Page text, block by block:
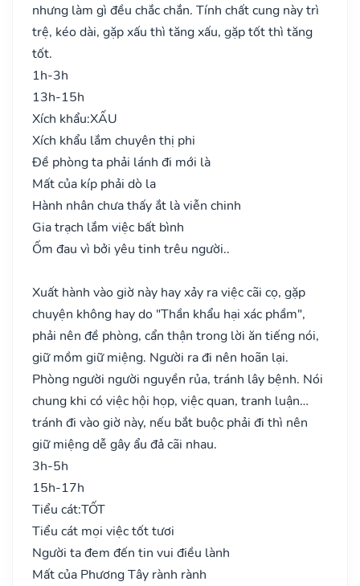
nhưng làm gì đều chắc chắn. Tính chất cung này trì
trệ, kéo dài, gặp xấu thì tăng xấu, gặp tốt thì tăng
tốt.
1h-3h
13h-15h
Xích khẩu:XẤU
Xích khẩu lắm chuyên thị phi
Đề phòng ta phải lánh đi mới là
Mất của kíp phải dò la
Hành nhân chưa thấy ắt là viễn chinh
Gia trạch lắm việc bất bình
Ốm đau vì bởi yêu tinh trêu người..
Xuất hành vào giờ này hay xảy ra việc cãi cọ, gặp
chuyện không hay do "Thần khẩu hại xác phầm",
phải nên đề phòng, cẩn thận trong lời ăn tiếng nói,
giữ mồm giữ miệng. Người ra đi nên hoãn lại.
Phòng người người nguyền rủa, tránh lây bệnh. Nói
chung khi có việc hội họp, việc quan, tranh luận…
tránh đi vào giờ này, nếu bắt buộc phải đi thì nên
giữ miệng dễ gây ẩu đả cãi nhau.
3h-5h
15h-17h
Tiểu cát:TỐT
Tiểu cát mọi việc tốt tươi
Người ta đem đến tin vui điều lành
Mất của Phương Tây rành rành